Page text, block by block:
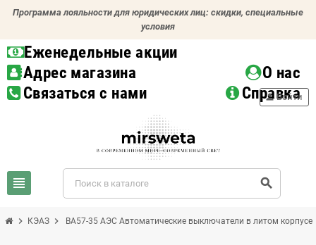
Программа лояльности для юридических лиц: скидки, специальные
условия
Еженедельные акции
Адрес магазина
О нас
Связаться с нами
Справка
view_headline search
person Войти
chevron_right КЭАЗ chevron_right ВА57-35 АЭС Автоматические выключатели в литом корпусе